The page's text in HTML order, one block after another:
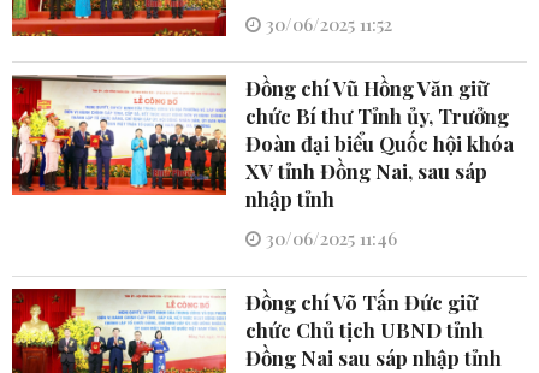
30/06/2025 11:52
Đồng chí Vũ Hồng Văn giữ
chức Bí thư Tỉnh ủy, Trưởng
Đoàn đại biểu Quốc hội khóa
XV tỉnh Đồng Nai, sau sáp
nhập tỉnh
30/06/2025 11:46
Đồng chí Võ Tấn Đức giữ
chức Chủ tịch UBND tỉnh
Đồng Nai sau sáp nhập tỉnh